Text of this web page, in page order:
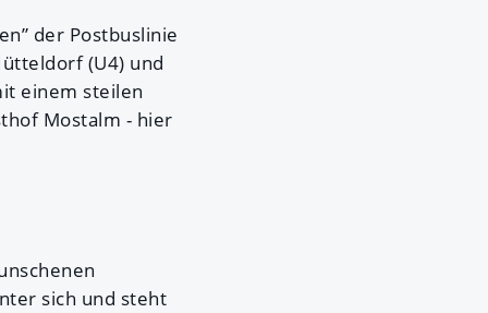
der Postbuslinie
(U4) und
einem steilen
Mostalm - hier
sich und steht